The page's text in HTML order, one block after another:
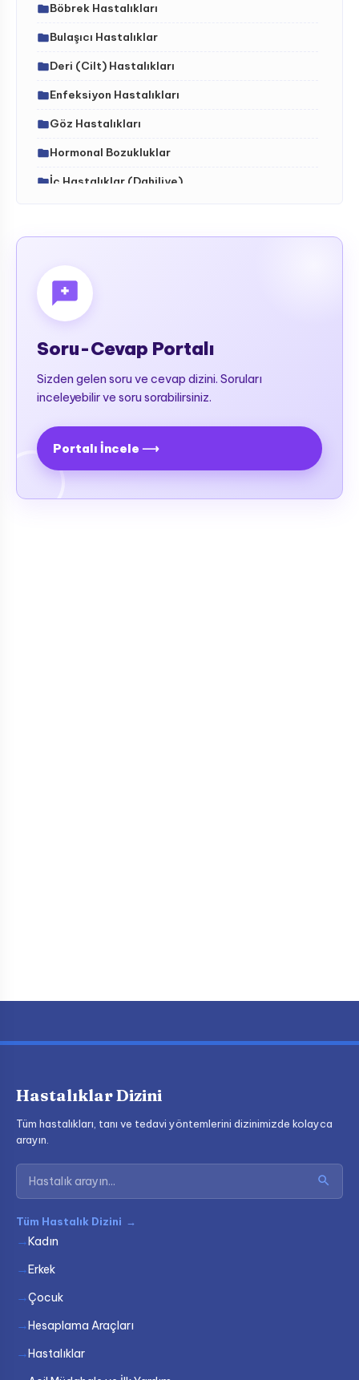
Böbrek Hastalıkları
Bulaşıcı Hastalıklar
Deri (Cilt) Hastalıkları
Enfeksiyon Hastalıkları
Göz Hastalıkları
Hormonal Bozukluklar
İç Hastalıklar (Dahiliye)
İskelet - Kas Sistemi ve Hastalıkları (ortopedi)
Kalıtsal (Genetik) Hastalıklar
Kalp-Damar Hastalıkları
Kan Hastalıkları (Hematoloji)
Karaciğer Hastalıkları
Kemik-Ortopedik Hastalıkları
Meme ve Hastalıkları
Romatolojik Hastalıklar
Ruhsal - Sinir Hastalıkları
Soru-Cevap Portalı
Sizden gelen soru ve cevap dizini. Soruları
inceleyebilir ve soru sorabilirsiniz.
Portalı İncele ⟶
Hastalıklar Dizini
Tüm hastalıkları, tanı ve tedavi yöntemlerini dizinimizde kolayca
arayın.
Tüm Hastalık Dizini →
Kadın
Erkek
Çocuk
Hesaplama Araçları
Hastalıklar